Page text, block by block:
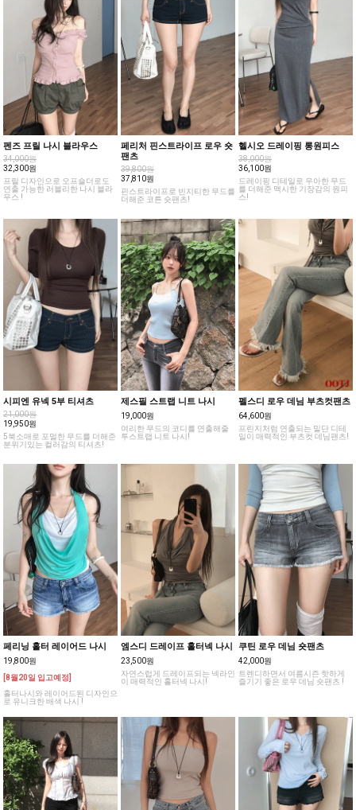
펜즈 프릴 나시 블라우스
34,000원
32,300원
프릴 디자인으로 오프숄더로도
연출 가능한 러블리한 나시 블라
페리처 핀스트라이프 로우 숏
팬츠
39,800원
37,810원
핀스트라이프로 빈지티한 무드를
헬시오 드레이핑 롱원피스
38,000원
36,100원
드레이핑 디테일로 우아한 무드
를 더해준 맥시한 기장감의 원피
시피엔 유넥 5부 티셔츠
21,000원
19,950원
5북소매로 포멀한 무드를 더해준
제스필 스트랩 니트 나시
19,000원
여리한 무드의 코디를 연출해줄
펠스디 로우 데님 부츠컷팬츠
64,600원
프린지처럼 연출되는 밑단 디테
페리닝 홀터 레이어드 나시
홀터나시와 레이어드된 디자인으
엠스디 드레이프 홀터넥 나시
23,500원
자연스럽게 드레이프되는 넥라인
쿠틴 로우 데님 숏팬츠
42,000원
트렌디하면서 여름시즌 핫하게